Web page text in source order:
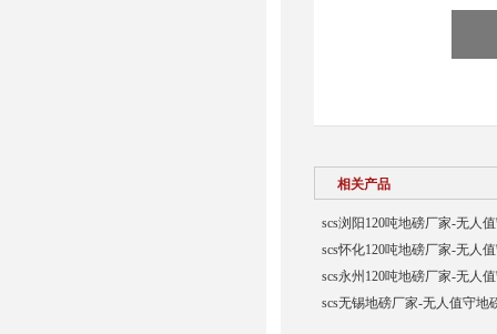
相关产品
scs浏阳120吨地磅厂家-无人
scs怀化120吨地磅厂家-无人
scs永州120吨地磅厂家-无人
scs无锡地磅厂家-无人值守地